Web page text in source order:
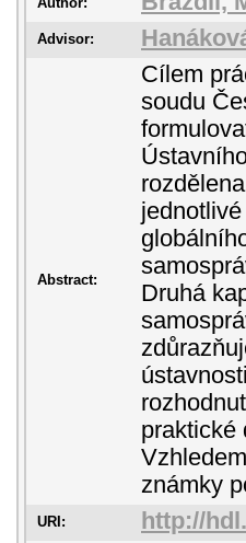
Advisor:
Abstract:
Cílem
soudu
Druhá
praktické
známky
URI: http://